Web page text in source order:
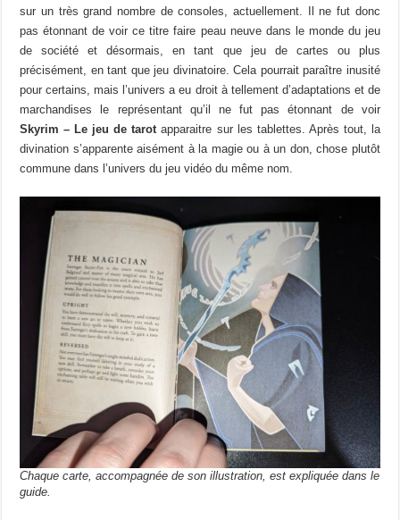
sur un très grand nombre de consoles, actuellement. Il ne fut donc
pas étonnant de voir ce titre faire peau neuve dans le monde du jeu
de société et désormais, en tant que jeu de cartes ou plus
précisément, en tant que jeu divinatoire. Cela pourrait paraître inusité
pour certains, mais l’univers a eu droit à tellement d’adaptations et de
marchandises le représentant qu’il ne fut pas étonnant de voir
Skyrim – Le jeu de tarotapparaitre sur les tablettes. Après tout, la
divination s’apparente aisément à la magie ou à un don, chose plutôt
commune dans l’univers du jeu vidéo du même nom.
Chaque carte, accompagnée de son illustration, est expliquée dans le
guide.